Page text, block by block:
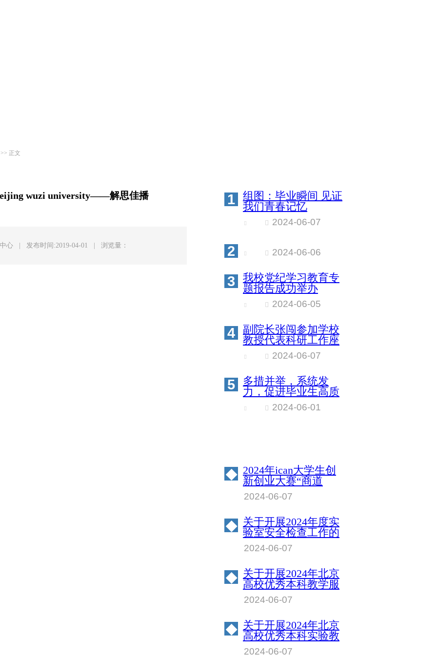
>> 正文
wuzi university——解思佳播
心 发布时间:2019-04-01 浏览量：
1
组图：毕业瞬间 见证
我们青春记忆
2024-06-07
2 2024-06-06
3
我校党纪学习教育专
题报告成功举办
2024-06-05
4
副院长张闯参加学校
教授代表科研工作座
2024-06-07
5
多措并举，系统发
力，促进毕业生高质
量充分就业2024-06-01
◆ 2024年ican大学生创
新创业大赛“商道
杯”管理决策模拟挑
战赛北京物资学院校
2024-06-07
◆ 关于开展2024年度实
验室安全检查工作的
通知
2024-06-07
◆ 关于开展2024年北京
高校优秀本科教学服
务保障人员评选工作
的通知
2024-06-07
◆ 关于开展2024年北京
高校优秀本科实验教
学指导教师评选工作
2024-06-07